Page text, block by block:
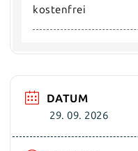
kostenfrei
DATUM
29. 09. 2026